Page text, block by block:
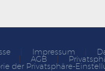
Impressum
AGB
der Privatsphäre-